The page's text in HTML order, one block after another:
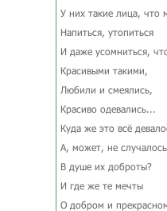
У них такие лица, что
Напиться, утопиться
И даже усомниться,
Красивыми такими,
Любили и смеялись,
Красиво одевались...
Куда же это всё
А, может, не случалось
В душе их доброты?
И где же те мечты
О добром и